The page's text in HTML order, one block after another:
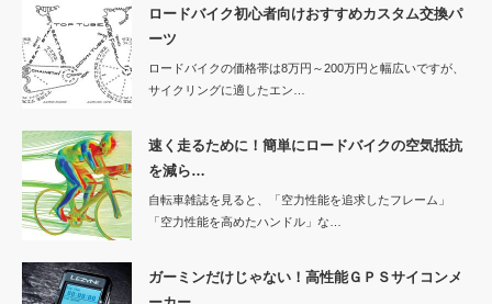
ロードバイク初心者向けおすすめカスタム交換パ
ーツ
ロードバイクの価格帯は8万円～200万円と幅広いですが、
サイクリングに適したエン…
速く走るために！簡単にロードバイクの空気抵抗
を減ら…
自転車雑誌を見ると、「空力性能を追求したフレーム」
「空力性能を高めたハンドル」な…
ガーミンだけじゃない！高性能ＧＰＳサイコンメ